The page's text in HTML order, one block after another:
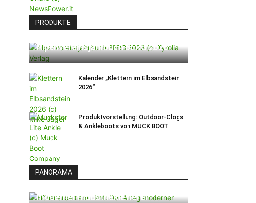
PRODUKTE
Alpenvereinsjahrbuch BERG 2026
Kalender „Klettern im Elbsandstein
2026“
Produktvorstellung: Outdoor-Clogs
& Ankleboots von MUCK BOOT
PANORAMA
moderner Industriekletterer